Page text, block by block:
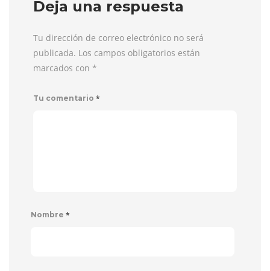
Deja una respuesta
Tu dirección de correo electrónico no será
publicada. Los campos obligatorios están
marcados con *
Tu comentario *
Nombre *